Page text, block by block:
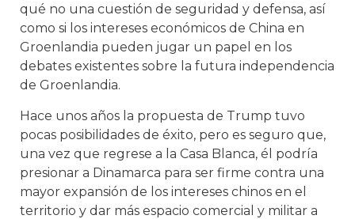
qué no una cuestión de seguridad y defensa, así
como si los intereses económicos de China en
Groenlandia pueden jugar un papel en los
debates existentes sobre la futura independencia
de Groenlandia.
Hace unos años la propuesta de Trump tuvo
pocas posibilidades de éxito, pero es seguro que,
una vez que regrese a la Casa Blanca, él podría
presionar a Dinamarca para ser firme contra una
mayor expansión de los intereses chinos en el
territorio y dar más espacio comercial y militar a